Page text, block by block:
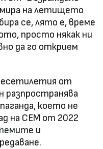
на летището
се, лято е, време
просто някак ни
да го открием
от
разпространява
което не
на СЕМ от 2022
и